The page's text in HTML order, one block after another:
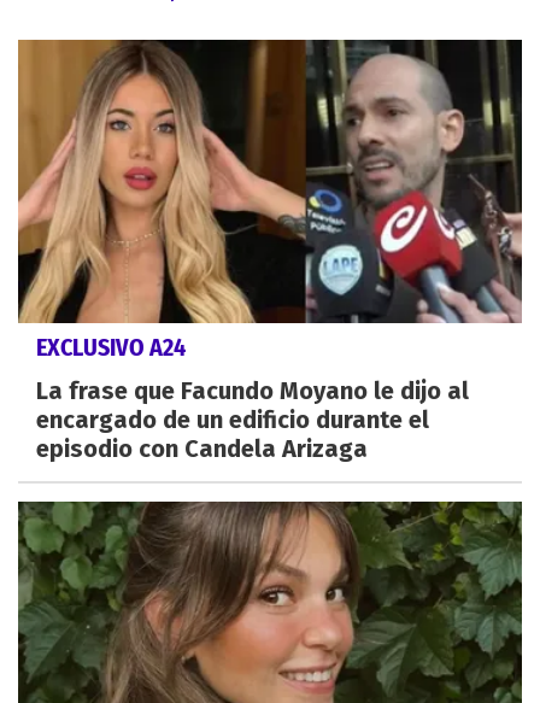
EXCLUSIVO A24
La frase que Facundo Moyano le dijo al
encargado de un edificio durante el
episodio con Candela Arizaga